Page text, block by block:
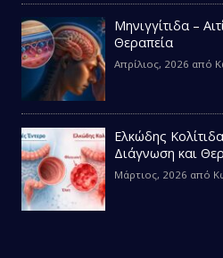
Μηνιγγίτιδα –
Θεραπεία
Απρίλιος, 2026 από
Ελκώδης
Διάγνωση και
Μάρτιος, 2026 από